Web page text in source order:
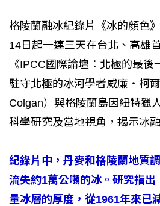
格陵蘭融冰紀錄片《冰的顏色
14日起一連三天在台北、高雄
《IPCC國際論壇：北極的最後
駐守北極的冰河學者威廉・柯
Colgan）與格陵蘭島因紐特獵
科學研究及當地視角，揭示冰
紀錄片中，丹麥和格陵蘭地質
流失約1萬公噸的冰。研究指出
量冰層的厚度，從1961年來已